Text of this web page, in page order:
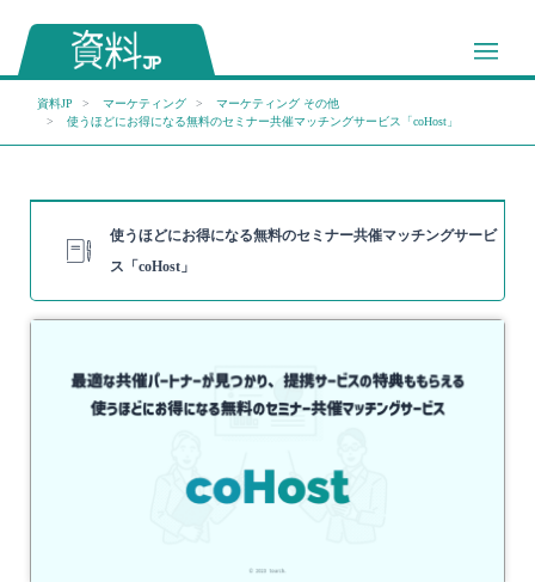
資料JP マーケティング
マーケティング その他
使うほどにお得になる無料のセミナー共催マッチングサービス「coHost」
使うほどにお得になる無料のセミナー共催マッチングサービ
ス「coHost」